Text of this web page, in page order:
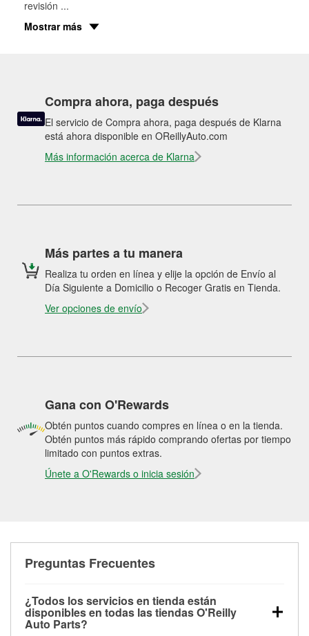
revisión ...
Mostrar más
Compra ahora, paga después
El servicio de Compra ahora, paga después de Klarna
está ahora disponible en OReillyAuto.com
Más información acerca de Klarna
Más partes a tu manera
Realiza tu orden en línea y elije la opción de Envío al
Día Siguiente a Domicilio o Recoger Gratis en Tienda.
Ver opciones de envío
Gana con O'Rewards
Obtén puntos cuando compres en línea o en la tienda.
Obtén puntos más rápido comprando ofertas por tiempo
limitado con puntos extras.
Únete a O'Rewards o inicia sesión
Preguntas Frecuentes
¿Todos los servicios en tienda están
disponibles en todas las tiendas O'Reilly
Auto Parts?